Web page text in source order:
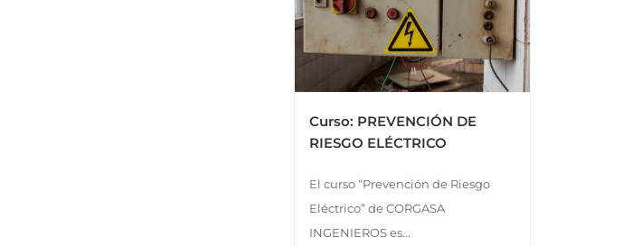
Curso: PREVENCIÓN DE
RIESGO ELÉCTRICO
El curso “Prevención de Riesgo
Eléctrico” de CORGASA
INGENIEROS es...